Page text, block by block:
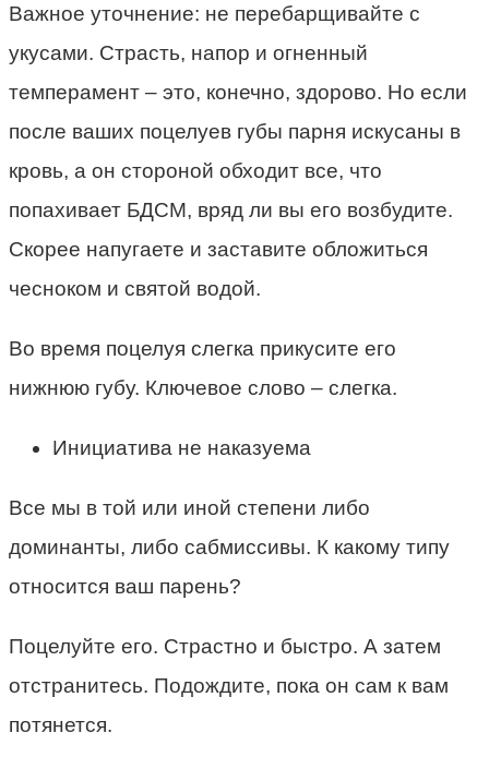
Важное уточнение: не перебарщивайте с
укусами. Страсть, напор и огненный
темперамент – это, конечно, здорово. Но если
после ваших поцелуев губы парня искусаны в
кровь, а он стороной обходит все, что
попахивает БДСМ, вряд ли вы его возбудите.
Скорее напугаете и заставите обложиться
чесноком и святой водой.
Во время поцелуя слегка прикусите его
нижнюю губу. Ключевое слово – слегка.
Инициатива не наказуема
Все мы в той или иной степени либо
доминанты, либо сабмиссивы. К какому типу
относится ваш парень?
Поцелуйте его. Страстно и быстро. А затем
отстранитесь. Подождите, пока он сам к вам
потянется.